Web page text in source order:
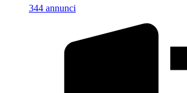
344 annunci